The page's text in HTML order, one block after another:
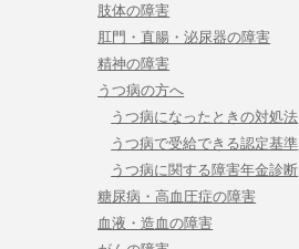
肢体の障害
肛門・直腸・泌尿器の障害
精神の障害
うつ病の方へ
うつ病になったときの対処法
うつ病で受給できる認定基準
うつ病に関する障害年金診断
糖尿病・高血圧症の障害
血液・造血の障害